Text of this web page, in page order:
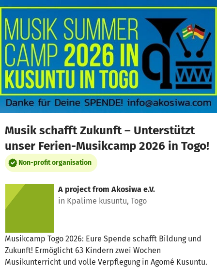
Skip to main content
Show accessibility statement
Musik schafft Zukunft – Unterstützt
unser Ferien-Musikcamp 2026 in Togo!
Non-profit organisation
A project from Akosiwa e.V.
in Kpalime kusuntu, Togo
Musikcamp Togo 2026: Eure Spende schafft Bildung und
Zukunft! Ermöglicht 63 Kindern zwei Wochen
Musikunterricht und volle Verpflegung in Agomé Kusuntu.